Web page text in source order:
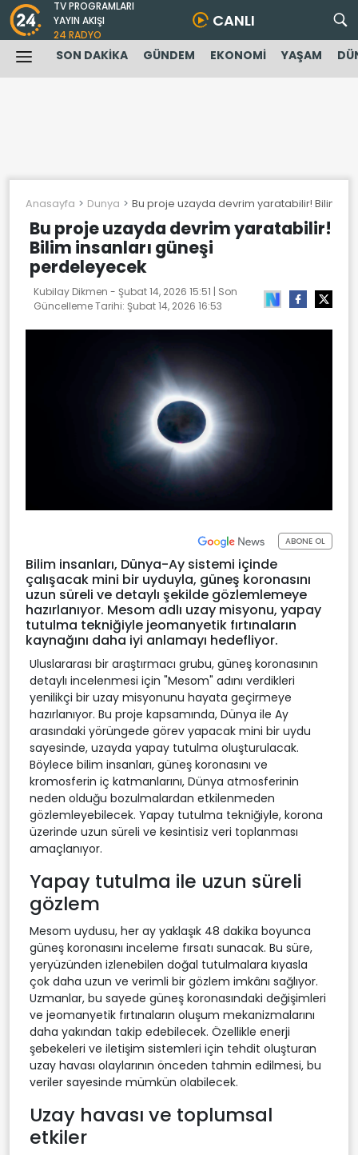
TV PROGRAMLARI
YAYIN AKIŞI
24 RADYO
CANLI
SON DAKİKA GÜNDEM EKONOMİ YAŞAM
Anasayfa Dunya Bu proje uzayda devrim yaratabilir! Bilim
Bu proje uzayda devrim yaratabilir!
Bilim insanları güneşi
perdeleyecek
Kubilay Dikmen - Şubat 14, 2026 15:51 | Son
Güncelleme Tarihi: Şubat 14, 2026 16:53
ABONE OL
Bilim insanları, Dünya-Ay sistemi içinde
çalışacak mini bir uyduyla, güneş koronasını
uzun süreli ve detaylı şekilde gözlemlemeye
hazırlanıyor. Mesom adlı uzay misyonu, yapay
tutulma tekniğiyle jeomanyetik fırtınaların
kaynağını daha iyi anlamayı hedefliyor.
Uluslararası bir araştırmacı grubu, güneş koronasının
detaylı incelenmesi için "Mesom" adını verdikleri
yenilikçi bir uzay misyonunu hayata geçirmeye
hazırlanıyor. Bu proje kapsamında, Dünya ile Ay
arasındaki yörüngede görev yapacak mini bir uydu
sayesinde, uzayda yapay tutulma oluşturulacak.
Böylece bilim insanları, güneş koronasını ve
kromosferin iç katmanlarını, Dünya atmosferinin
neden olduğu bozulmalardan etkilenmeden
gözlemleyebilecek. Yapay tutulma tekniğiyle, korona
üzerinde uzun süreli ve kesintisiz veri toplanması
amaçlanıyor.
Yapay tutulma ile uzun süreli
gözlem
Mesom uydusu, her ay yaklaşık 48 dakika boyunca
güneş koronasını inceleme fırsatı sunacak. Bu süre,
yeryüzünden izlenebilen doğal tutulmalara kıyasla
çok daha uzun ve verimli bir gözlem imkânı sağlıyor.
Uzmanlar, bu sayede güneş koronasındaki değişimleri
ve jeomanyetik fırtınaların oluşum mekanizmalarını
daha yakından takip edebilecek. Özellikle enerji
şebekeleri ve iletişim sistemleri için tehdit oluşturan
uzay havası olaylarının önceden tahmin edilmesi, bu
veriler sayesinde mümkün olabilecek.
Uzay havası ve toplumsal
etkiler